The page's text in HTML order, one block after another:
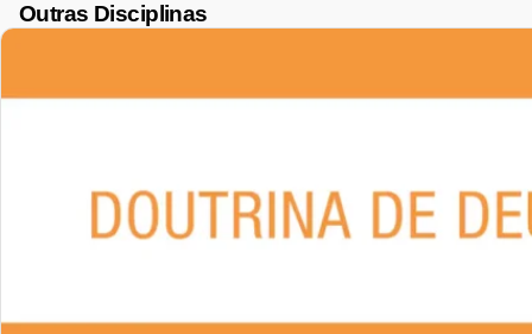
Outras Disciplinas